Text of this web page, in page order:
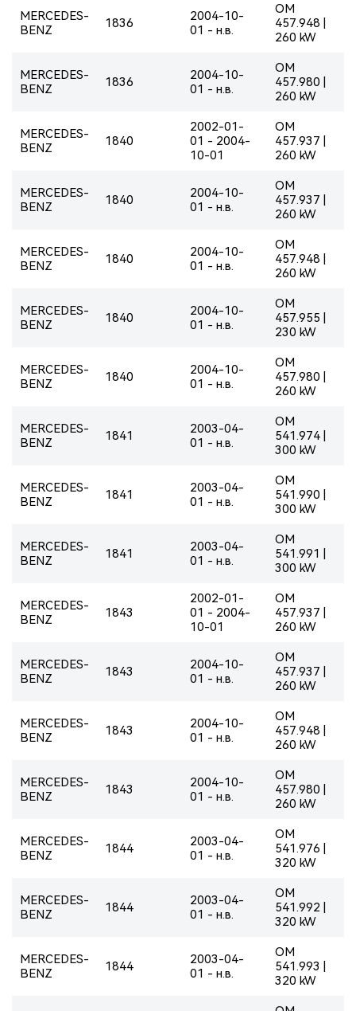
MERCEDES-
BENZ
1836
2004-10-
01 - н.в.
OM
457.948 |
260 kW
MERCEDES-
BENZ
1836
2004-10-
01 - н.в.
OM
457.980 |
260 kW
MERCEDES-
BENZ
1840
2002-01-
01 - 2004-
10-01
OM
457.937 |
260 kW
MERCEDES-
BENZ
1840
2004-10-
01 - н.в.
OM
457.937 |
260 kW
MERCEDES-
BENZ
1840
2004-10-
01 - н.в.
OM
457.948 |
260 kW
MERCEDES-
BENZ
1840
2004-10-
01 - н.в.
OM
457.955 |
230 kW
MERCEDES-
BENZ
1840
2004-10-
01 - н.в.
OM
457.980 |
260 kW
MERCEDES-
BENZ
1841
2003-04-
01 - н.в.
OM
541.974 |
300 kW
MERCEDES-
BENZ
1841
2003-04-
01 - н.в.
OM
541.990 |
300 kW
MERCEDES-
BENZ
1841
2003-04-
01 - н.в.
OM
541.991 |
300 kW
MERCEDES-
BENZ
1843
2002-01-
01 - 2004-
10-01
OM
457.937 |
260 kW
MERCEDES-
BENZ
1843
2004-10-
01 - н.в.
OM
457.937 |
260 kW
MERCEDES-
BENZ
1843
2004-10-
01 - н.в.
OM
457.948 |
260 kW
MERCEDES-
BENZ
1843
2004-10-
01 - н.в.
OM
457.980 |
260 kW
MERCEDES-
BENZ
1844
2003-04-
01 - н.в.
OM
541.976 |
320 kW
MERCEDES-
BENZ
1844
2003-04-
01 - н.в.
OM
541.992 |
320 kW
MERCEDES-
BENZ
1844
2003-04-
01 - н.в.
OM
541.993 |
320 kW